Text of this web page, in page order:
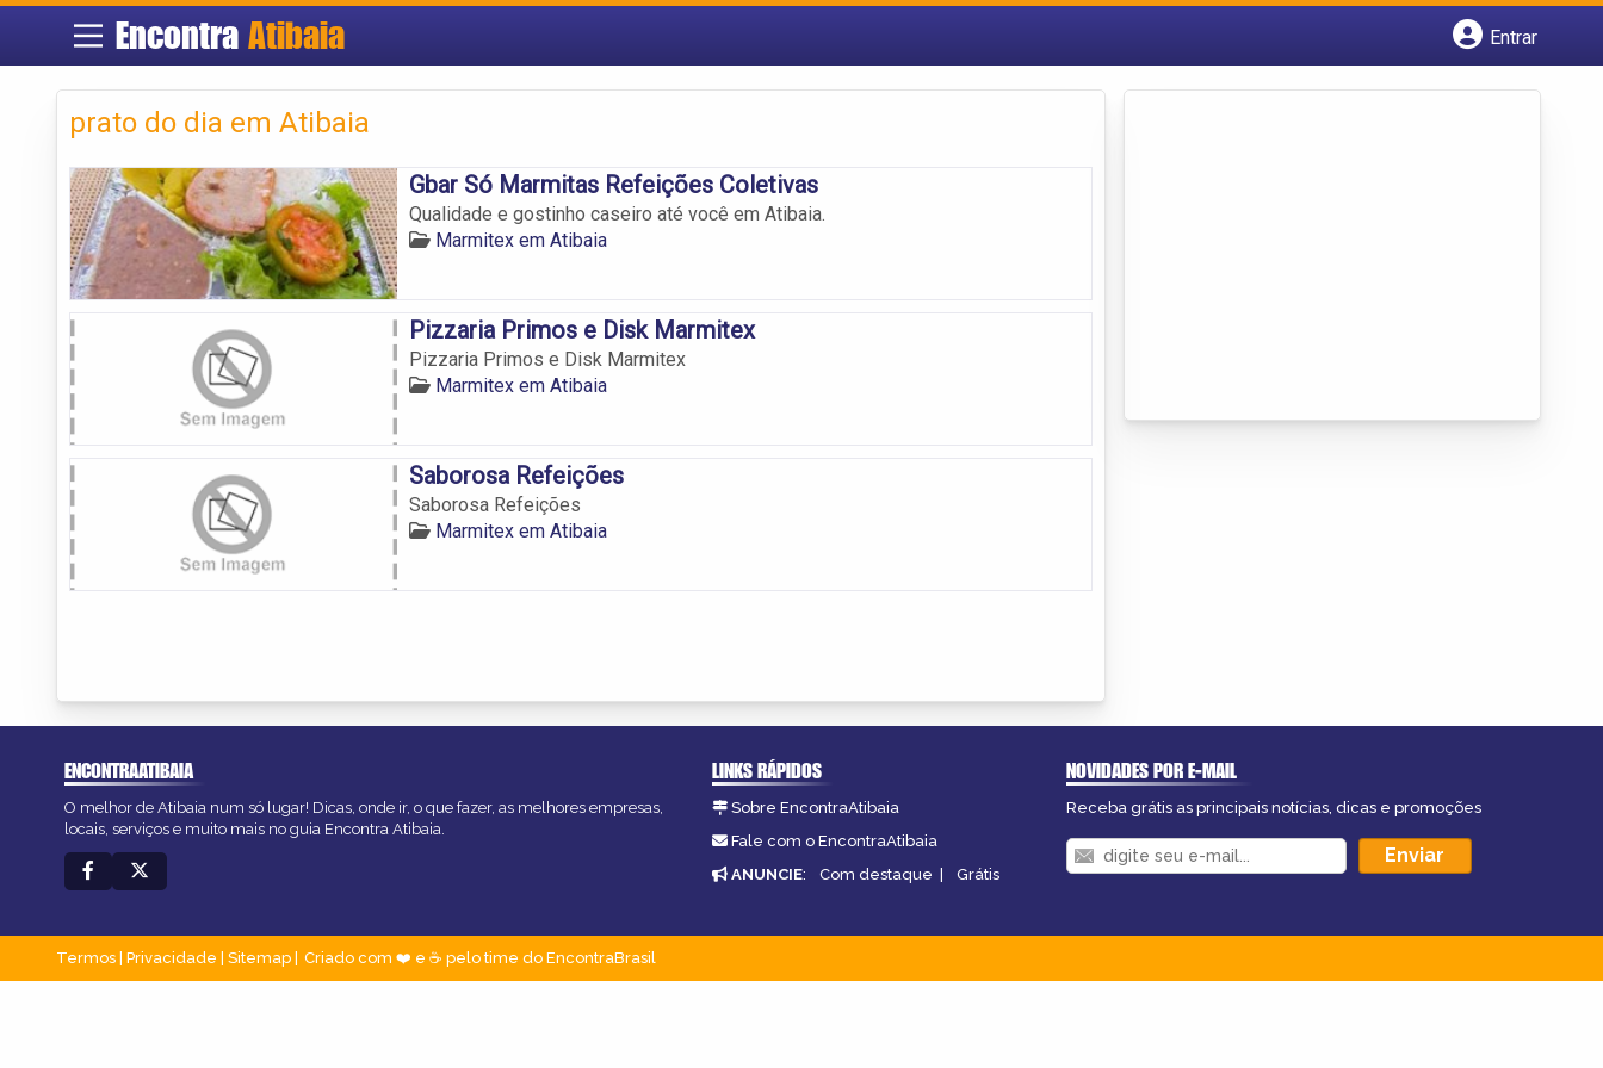
EncontraAtibaia
Entrar
prato do dia em Atibaia
Gbar Só Marmitas Refeições Coletivas
Qualidade e gostinho caseiro até você em Atibaia.
Marmitex em Atibaia
Pizzaria Primos e Disk Marmitex
Pizzaria Primos e Disk Marmitex
Marmitex em Atibaia
Saborosa Refeições
Saborosa Refeições
Marmitex em Atibaia
ENCONTRAATIBAIA
O melhor de Atibaia num só lugar! Dicas, onde ir, o que fazer, as melhores empresas,
locais, serviços e muito mais no guia Encontra Atibaia.
LINKS RÁPIDOS
Sobre EncontraAtibaia
Fale com o EncontraAtibaia
ANUNCIE: Com destaque | Grátis
NOVIDADES POR E-MAIL
Receba grátis as principais notícias, dicas e promoções
Termos Privacidade Sitemap Criado com ❤️ e ☕ pelo time do EncontraBrasil